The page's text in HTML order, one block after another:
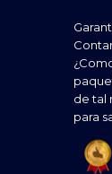
de tal
para